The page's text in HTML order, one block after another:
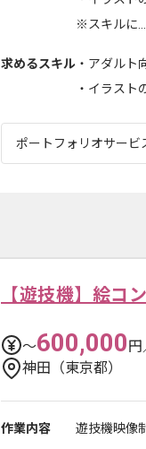
※スキルに...
求めるスキル ・アダルト
・イラスト
ポートフォリオサービ
【遊技機】絵コ
〜600,000円
神田（東京都）
作業内容 遊技機映像